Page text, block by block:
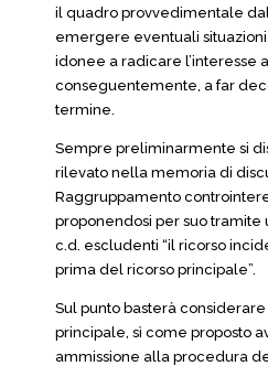
il quadro provvedimentale
emergere eventuali
idonee a radicare l’interesse
conseguentemente, a far
termine.
Sempre preliminarmente si
rilevato nella memoria di
Raggruppamento
proponendosi per suo
c.d. escludenti “il ricorso
prima del ricorso principale”.
Sul punto basterà
principale, sì come proposto
ammissione alla procedura